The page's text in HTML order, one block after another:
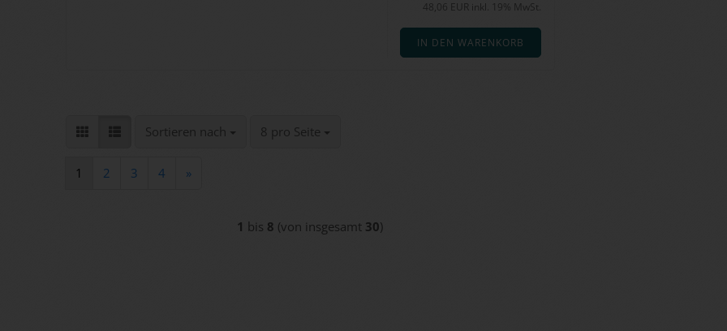
48,06 EUR inkl. 19% MwSt.
IN DEN WARENKORB
Sortieren nach
Sortieren nach 8 pro Seite
pro Seite
1 2 3 4 »
1 bis 8 (von insgesamt 30)